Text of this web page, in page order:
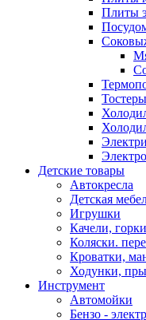
Плиты
Детские товары
Автокресла
Детская
Игрушки
Качели, горки
Коляски.
Кроватки,
Ходунки,
Инструмент
Автомойки
Бензо -